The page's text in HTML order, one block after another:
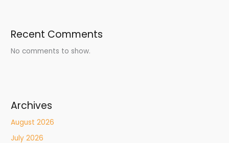
Recent Comments
No comments to show.
Archives
August 2026
July 2026